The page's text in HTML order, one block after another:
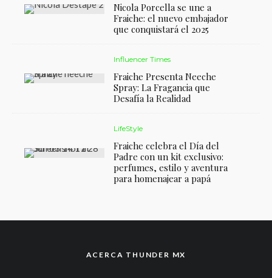
Nicola Porcella se une a
Fraiche: el nuevo embajador
que conquistará el 2025
Influencer Times
Fraiche Presenta Neeche
Spray: La Fragancia que
Desafía la Realidad
LifeStyle
Fraiche celebra el Día del
Padre con un kit exclusivo:
perfumes, estilo y aventura
para homenajear a papá
ACERCA THUNDER MX